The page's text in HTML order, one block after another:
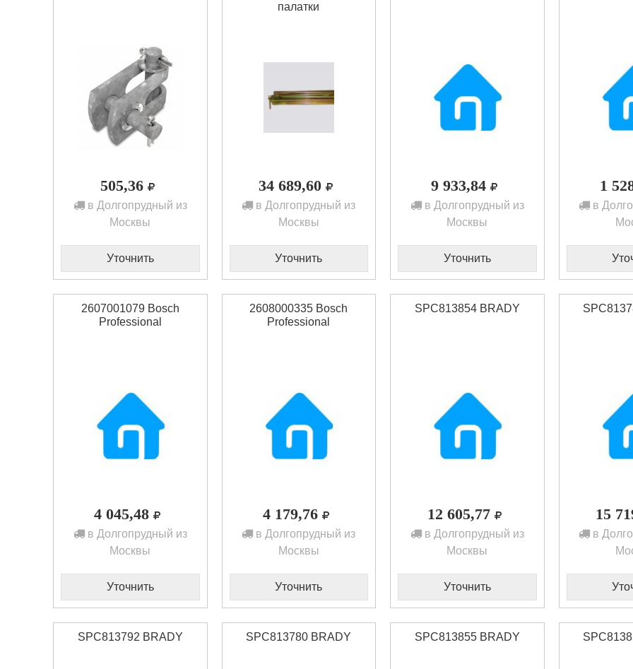
505,36
в Долгопрудный из
Москвы
Уточнить
палатки
34 689,60
в Долгопрудный из
Москвы
Уточнить
9 933,84
в Долгопрудный из
Москвы
Уточнить
1
в
2607001079 Bosch
Professional
4 045,48
в Долгопрудный из
Москвы
Уточнить
2608000335 Bosch
Professional
4 179,76
в Долгопрудный из
Москвы
Уточнить
SPC813854 BRADY
12 605,77
в Долгопрудный из
Москвы
Уточнить
15
в
SPC813792 BRADY SPC813780 BRADY SPC813855 BRADY